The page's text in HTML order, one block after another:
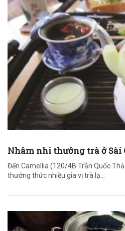
Nhâm nhi thưởng trà ở Sài
Đến Camellia (120/4B Trần Quốc
thưởng thức nhiều gia vị trà lạ…